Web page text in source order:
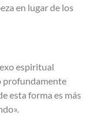
en lugar de los
espiritual
profundamente
esta forma es más